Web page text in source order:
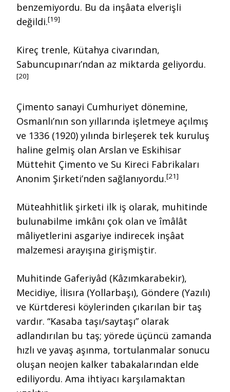
benzemiyordu. Bu da inşâata elverişli
değildi.[19]
Kireç trenle, Kütahya civarından,
Sabuncupınarı’ndan az miktarda geliyordu.
[20]
Çimento sanayi Cumhuriyet dönemine,
Osmanlı’nın son yıllarında işletmeye açılmış
ve 1336 (1920) yılında birleşerek tek kuruluş
haline gelmiş olan Arslan ve Eskihisar
Müttehit Çimento ve Su Kireci Fabrikaları
Anonim Şirketi’nden sağlanıyordu.[21]
Müteahhitlik şirketi ilk iş olarak, muhitinde
bulunabilme imkânı çok olan ve îmâlât
mâliyetlerini asgariye indirecek inşâat
malzemesi arayışına girişmiştir.
Muhitinde Gaferiyâd (Kâzımkarabekir),
Mecidiye, İlisıra (Yollarbaşı), Göndere (Yazılı)
ve Kürtderesi köylerinden çıkarılan bir taş
vardır. “Kasaba taşı/saytaşı” olarak
adlandırılan bu taş; yörede üçüncü zamanda
hızlı ve yavaş aşınma, tortulanmalar sonucu
oluşan neojen kalker tabakalarından elde
ediliyordu. Ama ihtiyacı karşılamaktan